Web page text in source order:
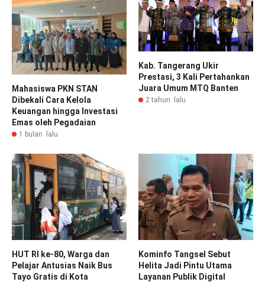
Mahasiswa PKN STAN
Dibekali Cara Kelola
Keuangan hingga Investasi
Emas oleh Pegadaian
1 bulan lalu
Kab. Tangerang Ukir
Prestasi, 3 Kali Pertahankan
Juara Umum MTQ Banten
2 tahun lalu
HUT RI ke-80, Warga dan
Pelajar Antusias Naik Bus
Tayo Gratis di Kota
Kominfo Tangsel Sebut
Helita Jadi Pintu Utama
Layanan Publik Digital